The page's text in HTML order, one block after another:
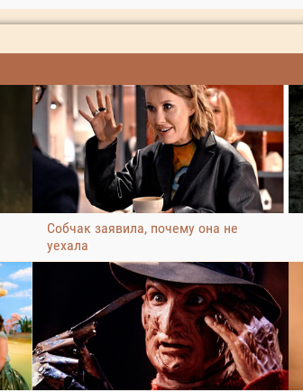
Собчак заявила, почему она не
уехала